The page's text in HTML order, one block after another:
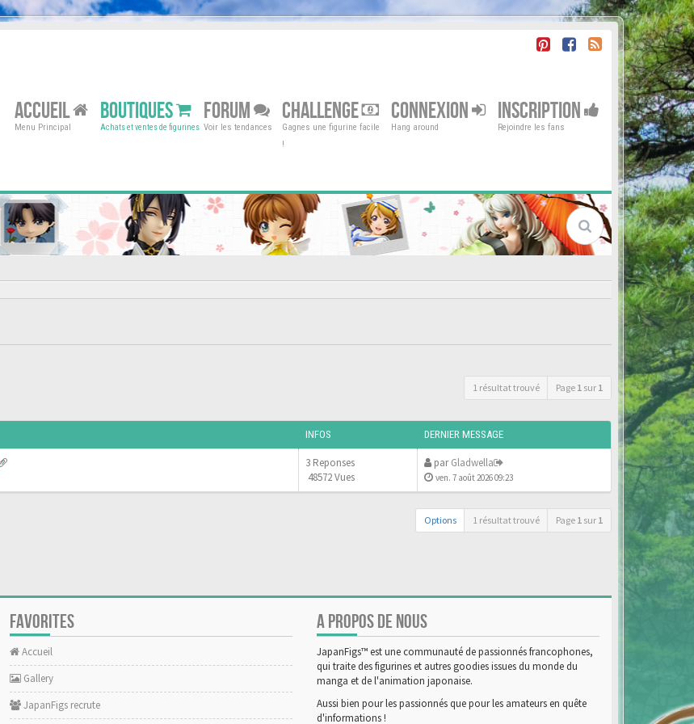
ACCUEIL
Menu Principal
BOUTIQUES
Achats et ventes de figurines
FORUM
Voir les tendances
CHALLENGE
Gagnes une figurine facile
!
CONNEXION
Hang around
INSCRIPTION
Rejoindre les fans
1 résultat trouvé Page 1 sur 1
INFOS DERNIER MESSAGE
3 Reponses
48572 Vues
parGladwella
ven. 7 août 2026 09:23
Options 1 résultat trouvé Page 1 sur 1
FAVORITES
Accueil
Gallery
JapanFigs recrute
A PROPOS DE NOUS
JapanFigs™ est une communauté de passionnés francophones,
qui traite des figurines et autres goodies issues du monde du
manga et de l'animation japonaise.
Aussi bien pour les passionnés que pour les amateurs en quête
d'informations !